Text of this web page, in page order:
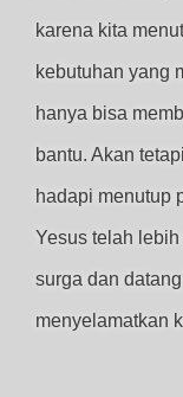
karena kita
kebutuhan yang
hanya bisa
bantu. Akan
hadapi menutup
Yesus telah
surga dan
menyelamatkan